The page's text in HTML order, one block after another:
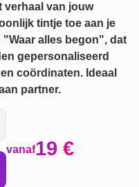
verhaal van jouw
tintje toe aan je
alles begon", dat
gepersonaliseerd
coördinaten. Ideaal
partner.
vanaf19 €